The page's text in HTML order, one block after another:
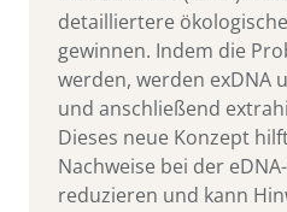
detailliertere
gewinnen. Indem die
werden, werden exDNA
und anschließend
Dieses neue Konzept
Nachweise bei der
reduzieren und kann